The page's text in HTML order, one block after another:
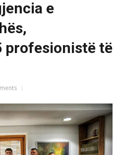
e
profesionistë të